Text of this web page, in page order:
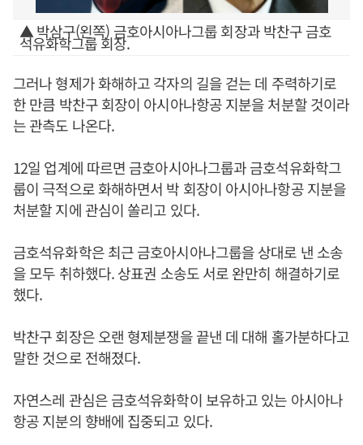
▲ 박삼구(왼쪽) 금호아시아나그룹 회장과 박찬구 금호
석유화학그룹 회장.
그러나 형제가 화해하고 각자의 길을 걷는 데 주력하기로
한 만큼 박찬구 회장이 아시아나항공 지분을 처분할 것이라
는 관측도 나온다.
12일 업계에 따르면 금호아시아나그룹과 금호석유화학그
룹이 극적으로 화해하면서 박 회장이 아시아나항공 지분을
처분할 지에 관심이 쏠리고 있다.
금호석유화학은 최근 금호아시아나그룹을 상대로 낸 소송
을 모두 취하했다. 상표권 소송도 서로 완만히 해결하기로
했다.
박찬구 회장은 오랜 형제분쟁을 끝낸 데 대해 홀가분하다고
말한 것으로 전해졌다.
자연스레 관심은 금호석유화학이 보유하고 있는 아시아나
항공 지분의 향배에 집중되고 있다.